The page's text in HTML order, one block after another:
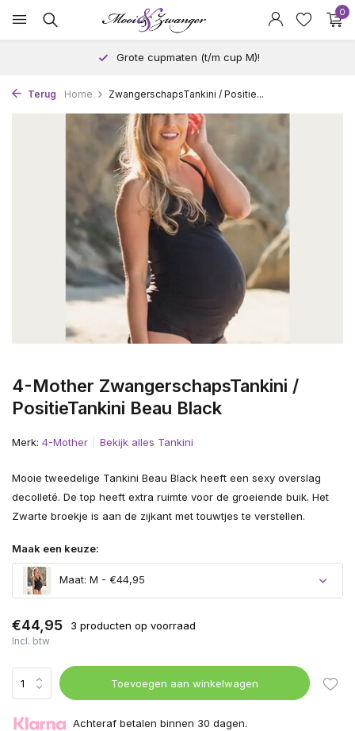
0
Grote cupmaten (t/m cup M)!
Terug Home ZwangerschapsTankini / Positie...
4-Mother ZwangerschapsTankini /
PositieTankini Beau Black
Merk: 4-Mother Bekijk alles Tankini
Mooie tweedelige Tankini Beau Black heeft een sexy overslag
decolleté. De top heeft extra ruimte voor de groeiende buik. Het
Zwarte broekje is aan de zijkant met touwtjes te verstellen.
Maak een keuze:
Maat: M - €44,95
Uitverkocht
€44,95 3 producten op voorraad
Incl. btw
Toevoegen aan winkelwagen
Achteraf betalen binnen 30 dagen.